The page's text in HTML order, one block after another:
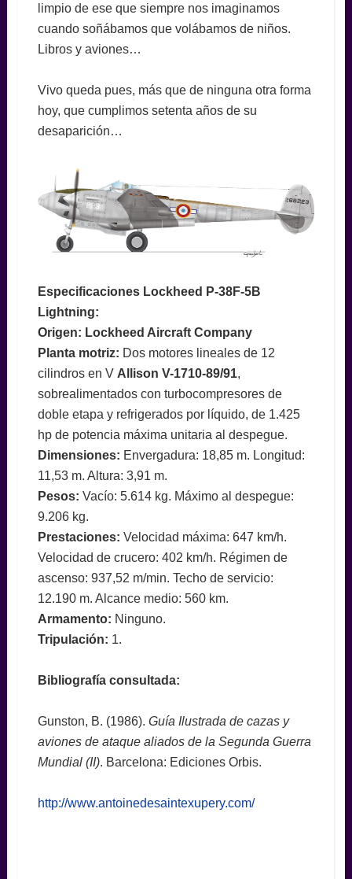
limpio de ese que siempre nos imaginamos
cuando soñábamos que volábamos de niños.
Libros y aviones…
Vivo queda pues, más que de ninguna otra forma
hoy, que cumplimos setenta años de su
desaparición…
Especificaciones Lockheed P-38F-5B
Lightning:
Origen: Lockheed Aircraft Company
Planta motriz: Dos motores lineales de 12
cilindros en V Allison V-1710-89/91,
sobrealimentados con turbocompresores de
doble etapa y refrigerados por líquido, de 1.425
hp de potencia máxima unitaria al despegue.
Dimensiones: Envergadura: 18,85 m. Longitud:
11,53 m. Altura: 3,91 m.
Pesos: Vacío: 5.614 kg. Máximo al despegue:
9.206 kg.
Prestaciones: Velocidad máxima: 647 km/h.
Velocidad de crucero: 402 km/h. Régimen de
ascenso: 937,52 m/min. Techo de servicio:
12.190 m. Alcance medio: 560 km.
Armamento: Ninguno.
Tripulación: 1.
Bibliografía consultada:
Gunston, B. (1986). Guía Ilustrada de cazas y
aviones de ataque aliados de la Segunda Guerra
Mundial (II). Barcelona: Ediciones Orbis.
http://www.antoinedesaintexupery.com/